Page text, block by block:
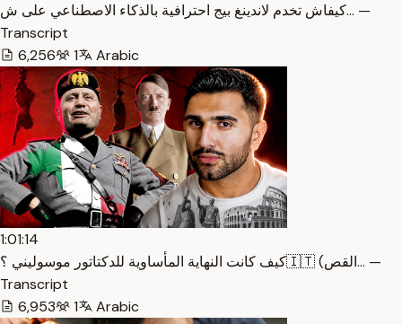
كيفاش تخدم لاندينغ بيج احترافية بالذكاء الاصطناعي على ش… —
Transcript
6,256
1 Arabic
1:01:14
كيف كانت النهاية المأساوية للدكتاتور موسوليني ؟🇮🇹 (القص… —
Transcript
6,953
1 Arabic